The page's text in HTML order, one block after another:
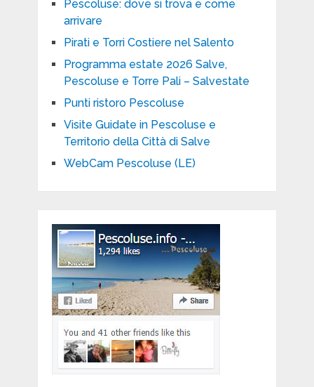
Pescoluse: dove si trova e come
arrivare
Pirati e Torri Costiere nel Salento
Programma estate 2026 Salve,
Pescoluse e Torre Pali – Salvestate
Punti ristoro Pescoluse
Visite Guidate in Pescoluse e
Territorio della Città di Salve
WebCam Pescoluse (LE)